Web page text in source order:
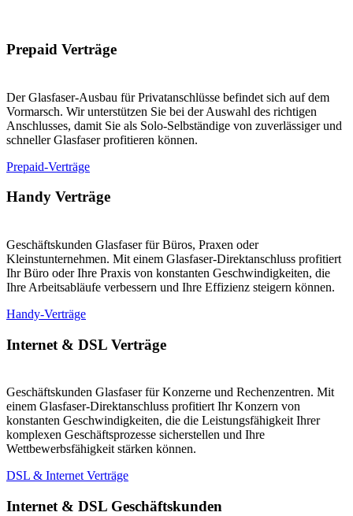
Prepaid Verträge
Der Glasfaser-Ausbau für Privatanschlüsse befindet sich auf dem
Vormarsch. Wir unterstützen Sie bei der Auswahl des richtigen
Anschlusses, damit Sie als Solo-Selbständige von zuverlässiger und
schneller Glasfaser profitieren können.
Prepaid-Verträge
Handy Verträge
Geschäftskunden Glasfaser für Büros, Praxen oder
Kleinstunternehmen. Mit einem Glasfaser-Direktanschluss profitiert
Ihr Büro oder Ihre Praxis von konstanten Geschwindigkeiten, die
Ihre Arbeitsabläufe verbessern und Ihre Effizienz steigern können.
Handy-Verträge
Internet & DSL Verträge
Geschäftskunden Glasfaser für Konzerne und Rechenzentren. Mit
einem Glasfaser-Direktanschluss profitiert Ihr Konzern von
konstanten Geschwindigkeiten, die die Leistungsfähigkeit Ihrer
komplexen Geschäftsprozesse sicherstellen und Ihre
Wettbewerbsfähigkeit stärken können.
DSL & Internet Verträge
Internet & DSL Geschäftskunden